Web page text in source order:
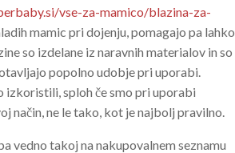
vse-za-mamico/blazina-za-
mamic pri dojenju, pomagajo pa lahko
so izdelane iz naravnih materialov in so
popolno udobje pri uporabi.
izkoristili, sploh če smo pri uporabi
način, ne le tako, kot je najbolj pravilno.
vedno takoj na nakupovalnem seznamu